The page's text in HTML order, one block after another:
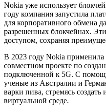
Nokia уже использует
году компания запустила
для корпоративного обмена
разрешенных блокчейнах.
доступом, сохраняя
В 2023 году Nokia применила
совместном проекте по
подключенной к 5G. С
ученые из Австралии и
варки пива, стремясь
виртуальной среде.